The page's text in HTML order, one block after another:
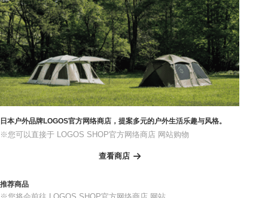
日本户外品牌LOGOS官方网络商店，提案多元的户外生活乐趣与风格。
※您可以直接于 LOGOS SHOP官方网络商店 网站购物
查看商店
推荐商品